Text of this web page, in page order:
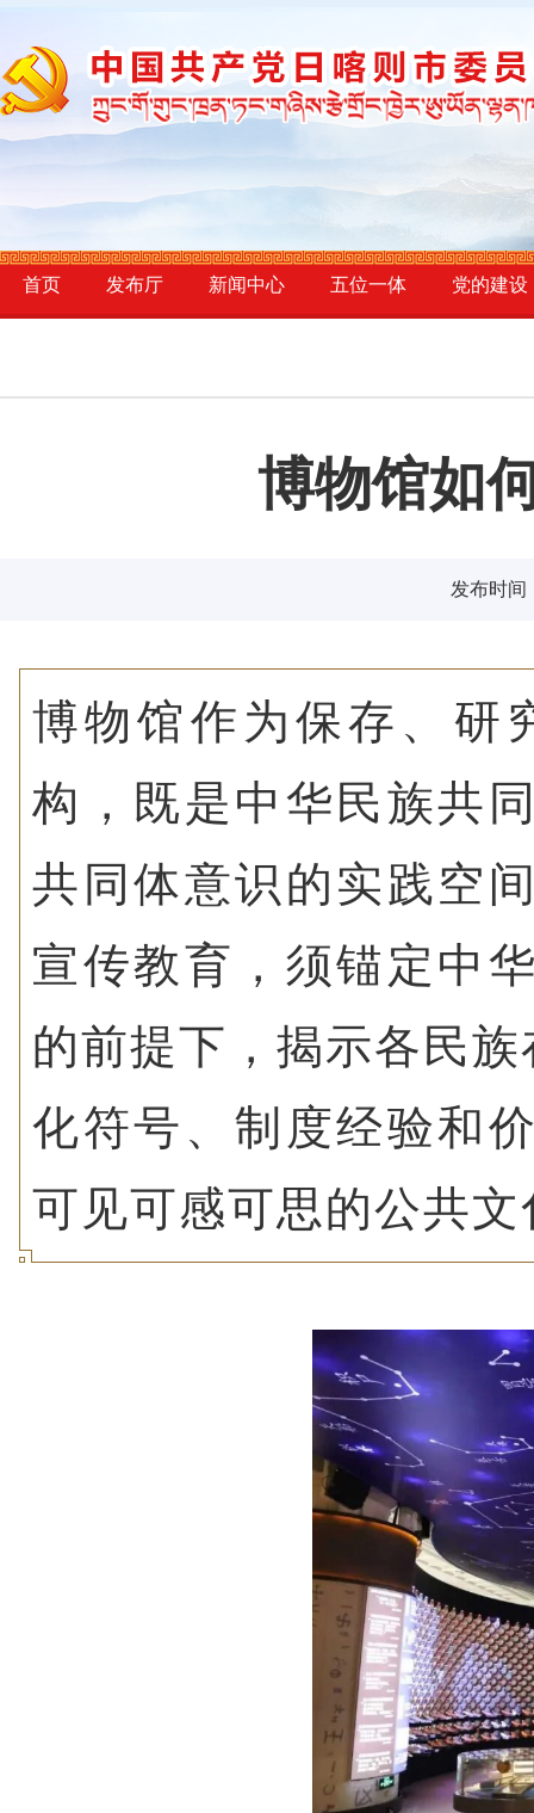
首页 发布厅 新闻中心 五位一体 党的建设
博物馆如
发布时间
博物馆作为保存、研
构，既是中华民族共
共同体意识的实践空
宣传教育，须锚定中
的前提下，揭示各民
化符号、制度经验和
可见可感可思的公共